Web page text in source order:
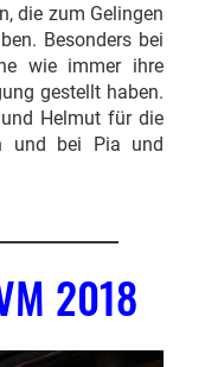
die zum Gelingen
Besonders bei
wie immer ihre
gestellt haben.
Helmut für die
und bei Pia und
2018